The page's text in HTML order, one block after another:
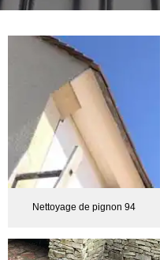
Nettoyage de pignon 94